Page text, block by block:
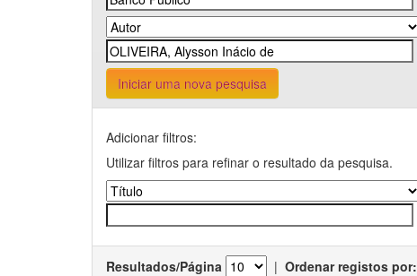
Iniciar uma nova pesquisa
Adicionar filtros:
Utilizar filtros para refinar o resultado da pesquisa.
Resultados/Página | Ordenar registos por: